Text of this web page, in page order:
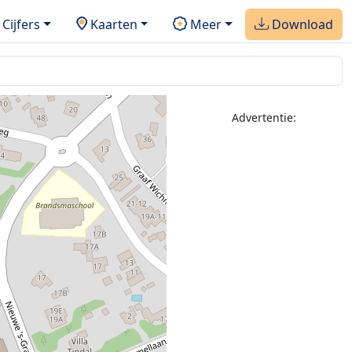
Cijfers Kaarten Meer Download
Advertentie: